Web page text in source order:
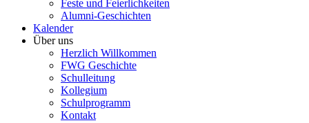
Feste und Feierlichkeiten
Alumni-Geschichten
Kalender
Über uns
Herzlich Willkommen
FWG Geschichte
Schulleitung
Kollegium
Schulprogramm
Kontakt